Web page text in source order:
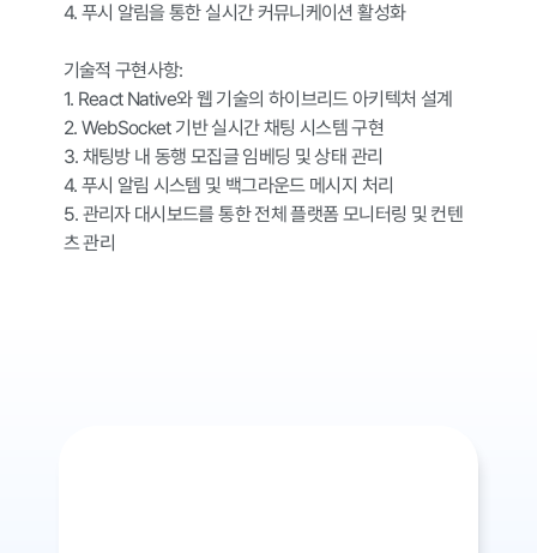
4. 푸시 알림을 통한 실시간 커뮤니케이션 활성화
기술적 구현사항:
1. React Native와 웹 기술의 하이브리드 아키텍처 설계
2. WebSocket 기반 실시간 채팅 시스템 구현
3. 채팅방 내 동행 모집글 임베딩 및 상태 관리
4. 푸시 알림 시스템 및 백그라운드 메시지 처리
5. 관리자 대시보드를 통한 전체 플랫폼 모니터링 및 컨텐
츠 관리